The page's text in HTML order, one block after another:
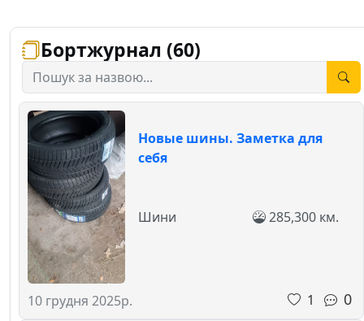
Бортжурнал (60)
Новые шины. Заметка для
себя
10 грудня 2025р.
Шини 285,300 км.
1 0